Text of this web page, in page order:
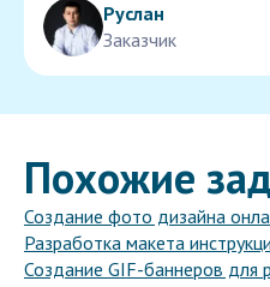
Руслан
Заказчик
Похожие
Создание фото дизайна
Разработка макета
Создание GIF-баннеров для